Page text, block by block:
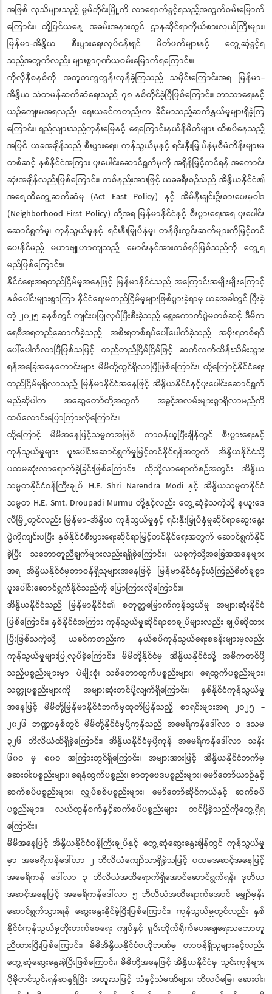
အဖြစ် လူသိများသည့် မွမ်ဘိုင်းမြို့ကို လာရောက်ခွင့်ရသည့်အတွက်ဝမ်းမြောက်
ကြောင်း၊ ထို့ပြင်ယနေ့ အခမ်းအနားတွင် ဌာနဆိုင်ရာကိုယ်စားလှယ်ကြီးများ၊
မြန်မာ-အိန္ဒိယ စီးပွားရေးလုပ်ငန်းရှင် မိတ်ဖက်များနှင့် တွေ့ဆုံခွင့်ရ
သည့်အတွက်လည်း များစွာဂုဏ်ယူဝမ်းမြောက်ရကြောင်း။
ကိုလိုနီစနစ်ကို အတူတကွတွန်းလှန်ခဲ့ကြသည့် သမိုင်းကြောင်းအရ မြန်မာ-
အိန္ဒိယ သံတမန်ဆက်ဆံရေးသည် ၇၈ နှစ်တိုင်ခဲ့ပြီဖြစ်ကြောင်း၊ ဘာသာရေးနှင့်
ယဉ်ကျေးမှုအရလည်း ရှေးယခင်ကတည်းက ခိုင်မာသည့်ဆက်နွှယ်မှုများရှိခဲ့ကြ
ကြောင်း၊ ရှည်လျားသည့်ကုန်းမြေနှင့် ရေကြောင်းနယ်နိမိတ်များ ထိစပ်နေသည့်
အပြင် ယခုအချိန်သည် စီးပွားရေး၊ ကုန်သွယ်မှုနှင့် ရင်းနှီးမြှုပ်နှံမှုစီမံကိန်းများမှ
တစ်ဆင့် နှစ်နိုင်ငံအကြား ပူးပေါင်းဆောင်ရွက်မှုကို အရှိန်မြှင့်တင်ရန် အကောင်း
ဆုံးအချိန်လည်းဖြစ်ကြောင်း၊ တစ်နည်းအားဖြင့် ယခုခရီးစဉ်သည် အိန္ဒိယနိုင်ငံ၏
အရှေ့ထိတွေ့ဆက်ဆံမှု (Act East Policy) နှင့် အိမ်နီးချင်းဦးစားပေးမူဝါဒ
(Neighborhood First Policy) တို့အရ မြန်မာနိုင်ငံနှင့် စီးပွားရေးအရ ပူးပေါင်း
ဆောင်ရွက်မှု၊ ကုန်သွယ်မှုနှင့် ရင်းနှီးမြှုပ်နှံမှု၊ တန်ဖိုးကွင်းဆက်များကိုမြှင့်တင်
ပေးနိုင်မည့် မဟာဗျူဟာကျသည့် မောင်းနှင်အားတစ်ရပ်ဖြစ်သည်ကို တွေ့ရ
မည်ဖြစ်ကြောင်း။
နိုင်ငံရေးအရတည်ငြိမ်မှုအနေဖြင့် မြန်မာနိုင်ငံသည် အကြောင်းအမျိုးမျိုးကြောင့်
နှစ်ပေါင်းများစွာကြာ နိုင်ငံရေးမတည်ငြိမ်မှုများဖြစ်ပွားခဲ့ရာမှ ယခုအခါတွင် ပြီးခဲ့
တဲ့ ၂၀၂၅ ခုနှစ်တွင် ကျင်းပပြုလုပ်ပြီးစီးခဲ့သည့် ရွေးကောက်ပွဲမှတစ်ဆင့် ဒီမိုက
ရေစီအရတည်ဆောက်ခဲ့သည့် အစိုးရတစ်ရပ်ပေါ်ပေါက်ခဲ့သည့် အစိုးရတစ်ရပ်
ပေါ်ပေါက်လာပြီဖြစ်သဖြင့် တည်တည်ငြိမ်ငြိမ်ဖြင့် ဆက်လက်ထိန်းသိမ်းသွား
ရန်အခြေအနေကောင်းများ မိမိတို့တွင်ရှိလာပြီဖြစ်ကြောင်း၊ ထို့ကြောင့်နိုင်ငံရေး
တည်ငြိမ်မှုရှိလာသည့် မြန်မာနိုင်ငံအနေဖြင့် အိန္ဒိယနိုင်ငံနှင့်ပူးပေါင်းဆောင်ရွက်
မည်ဆိုပါက အဆွေတော်တို့အတွက် အခွင့်အလမ်းများစွာရှိလာမည်ကို
ထပ်လောင်းပြောကြားလိုကြောင်း။
ထို့ကြောင့် မိမိအနေဖြင့်သမ္မတအဖြစ် တာဝန်ယူပြီးချိန်တွင် စီးပွားရေးနှင့်
ကုန်သွယ်မှုများ ပူးပေါင်းဆောင်ရွက်မှုမြှင့်တင်နိုင်ရန်အတွက် အိန္ဒိယနိုင်ငံသို့
ပထမဆုံးလာရောက်ခဲ့ခြင်းဖြစ်ကြောင်း၊ ထိုသို့လာရောက်စဉ်အတွင်း အိန္ဒိယ
သမ္မတနိုင်ငံဝန်ကြီးချုပ် H.E. Shri Narendra Modi နှင့် အိန္ဒိယသမ္မတနိုင်ငံ
သမ္မတ H.E. Smt. Droupadi Murmu တို့နှင့်လည်း တွေ့ဆုံခဲ့သကဲ့သို့ နယူးဒေ
လီမြို့တွင်လည်း မြန်မာ-အိန္ဒိယ ကုန်သွယ်မှုနှင့် ရင်းနှီးမြှုပ်နှံမှုဆိုင်ရာဆွေးနွေး
ပွဲကိုကျင်းပပြီး နှစ်နိုင်ငံစီးပွားရေးဆိုင်ရာမြှင့်တင်နိုင်ရေးအတွက် ဆောင်ရွက်နိုင်
ခဲ့ပြီး သဘောတူညီချက်များလည်းရရှိခဲ့ကြောင်း၊ ယခုကဲ့သို့အခြေအအနေများ
အရ အိန္ဒိယနိုင်ငံမှတာဝန်ရှိသူများအနေဖြင့် မြန်မာနိုင်ငံနှင့်ယုံကြည်စိတ်ချစွာ
ပူးပေါင်းဆောင်ရွက်နိုင်သည်ကို ပြောကြားလိုကြောင်း။
အိန္ဒိယနိုင်ငံသည် မြန်မာနိုင်ငံ၏ စတုတ္ထမြောက်ကုန်သွယ်မှု အများဆုံးနိုင်ငံ
ဖြစ်ကြောင်း၊ နှစ်နိုင်ငံအကြား ကုန်သွယ်မှုဆိုင်ရာစာချုပ်များလည်း ချုပ်ဆိုထား
ပြီးဖြစ်သကဲ့သို့ ယခင်ကတည်းက နယ်စပ်ကုန်သွယ်ရေးစခန်းများမှလည်း
ကုန်သွယ်မှုများပြုလုပ်ခဲ့ကြောင်း၊ မိမိတို့နိုင်ငံမှ အိန္ဒိယနိုင်ငံသို့ အဓိကတင်ပို့
သည့်ပစ္စည်းများမှာ ပဲမျိုးစုံ၊ သစ်တောထွက်ပစ္စည်းများ၊ ရေထွက်ပစ္စည်းများ၊
သတ္တုပစ္စည်းများကို အများဆုံးတင်ပို့လျက်ရှိကြောင်း၊ နှစ်နိုင်ငံကုန်သွယ်မှု
အနေဖြင့် မိမိတို့မြန်မာနိုင်ငံဘက်မှထုတ်ပြန်သည့် စာရင်းများအရ ၂၀၂၅ -
၂၀၂၆ ဘဏ္ဍာနှစ်တွင် မိမိတို့နိုင်ငံမှပို့ကုန်သည် အမေရိကန်ဒေါ်လာ ၁ ဒသမ
၃၂၆ ဘီလီယံထိရှိခဲ့ကြောင်း၊ အိန္ဒိယနိုင်ငံမှပို့ကုန် အမေရိကန်ဒေါ်လာ သန်း
၆၀၀ မှ ၈၀၀ အကြားတွင်ရှိကြောင်း၊ အများအားဖြင့် အိန္ဒိယနိုင်ငံဘက်မှ
ဆေးဝါးပစ္စည်းများ၊ ရေနံထွက်ပစ္စည်း၊ ဓာတုဗေဒပစ္စည်းများ၊ မော်တော်ယာဉ်နှင့်
ဆက်စပ်ပစ္စည်းများ၊ လျှပ်စစ်ပစ္စည်းများ၊ မော်တော်ဆိုင်ကယ်နှင့် ဆက်စပ်
ပစ္စည်းများ၊ လယ်ထွန်စက်နှင့်ဆက်စပ်ပစ္စည်းများ တင်ပို့ခဲ့သည်ကိုတွေ့ရှိရ
ကြောင်း။
မိမိအနေဖြင့် အိန္ဒိယနိုင်ငံဝန်ကြီးချုပ်နှင့် တွေ့ဆုံဆွေးနွေးချိန်တွင် ကုန်သွယ်မှု
မှာ အမေရိကန်ဒေါ်လာ ၂ ဘီလီယံကျော်သာရှိခဲ့သဖြင့် ပထမအဆင့်အနေဖြင့်
အမေရိကန် ဒေါ်လာ ၃ ဘီလီယံအထိရောက်ရှိအောင်ဆောင်ရွက်ရန်၊ ဒုတိယ
အဆင့်အနေဖြင့် အမေရိကန်ဒေါ်လာ ၅ ဘီလီယံအထိရောက်အောင် မျှော်မှန်း
ဆောင်ရွက်သွားရန် ဆွေးနွေးနိုင်ခဲ့ပြီးဖြစ်ကြောင်း၊ ကုန်သွယ်မှုတွင်လည်း နှစ်
နိုင်ငံကုန်သွယ်မှုတိုးတက်စေရေး ကျပ်နှင့် ရူပီးတိုက်ရိုက်ပေးချေရေးသဘောတူ
ညီထားပြီးဖြစ်ကြောင်း၊ မိမိအိန္ဒိယနိုင်ငံဗဟိုဘဏ်မှ တာဝန်ရှိသူများနှင့်လည်း
တွေ့ဆုံဆွေးနွေးခဲ့ပြီးဖြစ်ကြောင်း၊ မိမိတို့အနေဖြင့် အိန္ဒိယနိုင်ငံမှ သွင်းကုန်များ
ပိုမိုတင်သွင်းရန်ဆန္ဒရှိပြီး အထူးသဖြင့် သံနှင့်သံမဏိများ၊ ဘိလပ်မြေ၊ ဆေးဝါး၊